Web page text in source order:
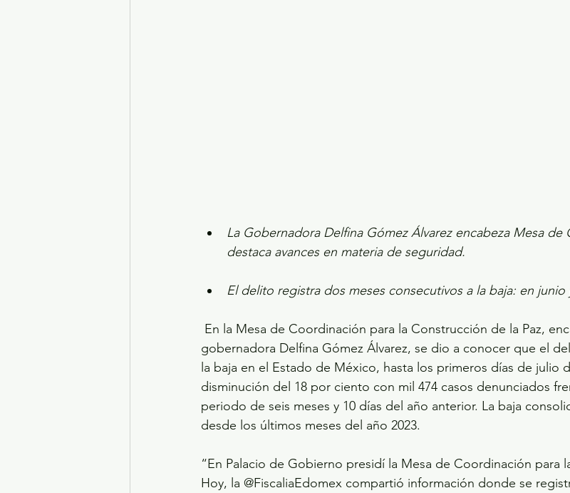
La Gobernadora Delfina Gómez Álvarez encabeza Mesa de
destaca avances en materia de seguridad.
El delito registra dos meses consecutivos a la baja: en junio
gobernadora Delfina Gómez Álvarez, se dio a conocer que el
la baja en el Estado de México, hasta los primeros días de julio
disminución del 18 por ciento con mil 474 casos denunciados
periodo de seis meses y 10 días del año anterior. La baja
desde los últimos meses del año 2023.
“En Palacio de Gobierno presidí la Mesa de Coordinación para
Hoy, la @FiscaliaEdomex compartió información donde se